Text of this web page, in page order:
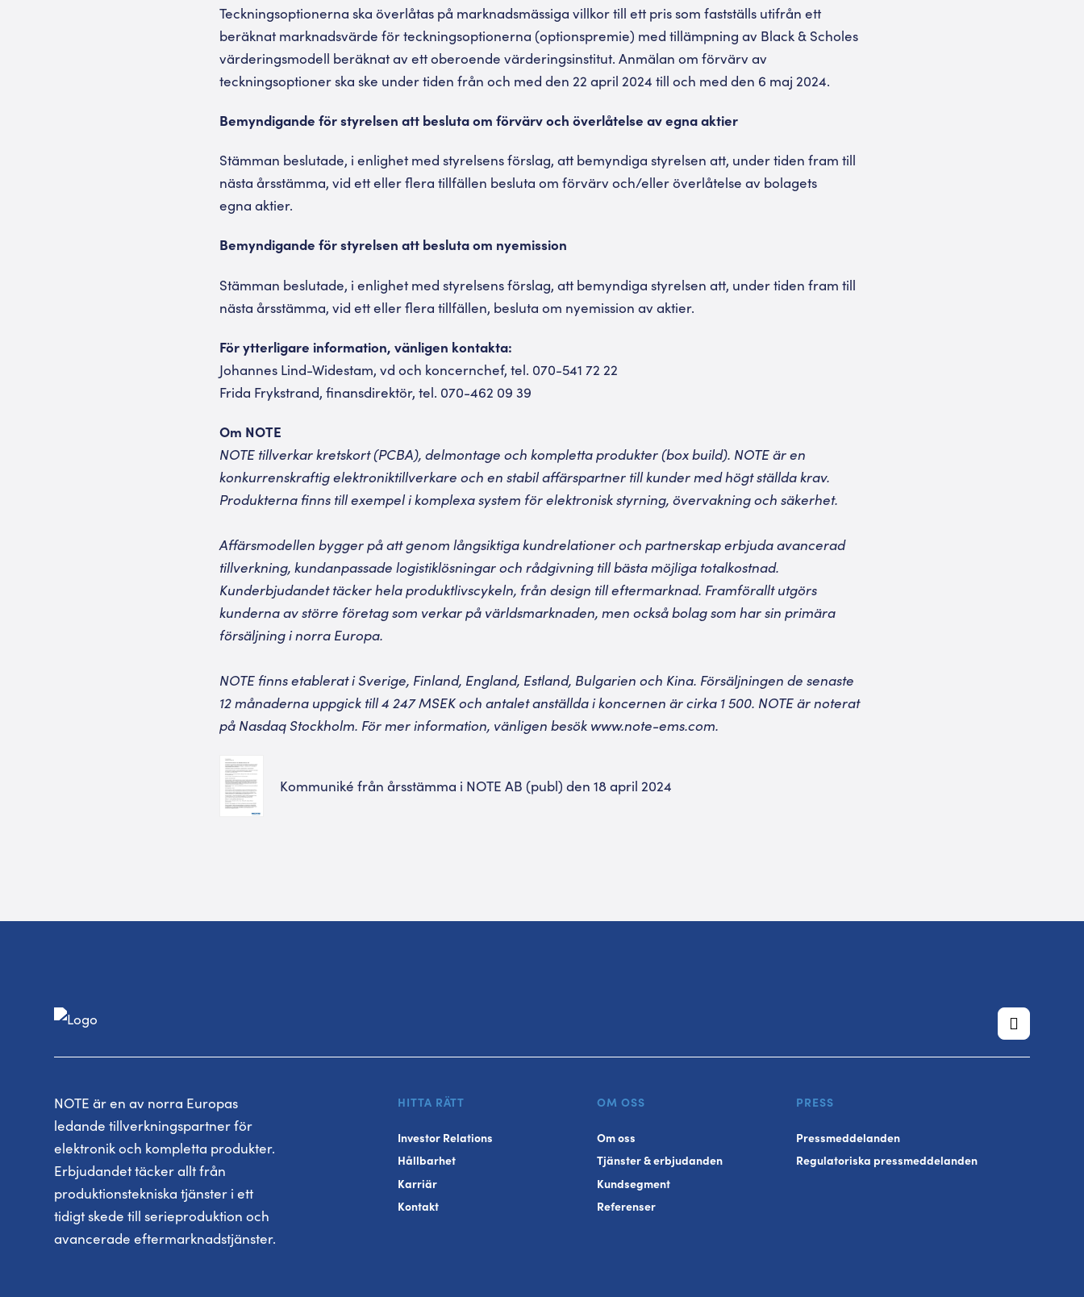
Teckningsoptionerna ska överlåtas på marknadsmässiga villkor till ett pris som fastställs utifrån ett
beräknat marknadsvärde för teckningsoptionerna (optionspremie) med tillämpning av Black & Scholes
värderingsmodell beräknat av ett oberoende värderingsinstitut. Anmälan om förvärv av
teckningsoptioner ska ske under tiden från och med den 22 april 2024 till och med den 6 maj 2024.
Bemyndigande för styrelsen att besluta om förvärv och överlåtelse av egna aktier
Stämman beslutade, i enlighet med styrelsens förslag, att bemyndiga styrelsen att, under tiden fram till
nästa årsstämma, vid ett eller flera tillfällen besluta om förvärv och/eller överlåtelse av bolagets
egna aktier.
Bemyndigande för styrelsen att besluta om nyemission
Stämman beslutade, i enlighet med styrelsens förslag, att bemyndiga styrelsen att, under tiden fram till
nästa årsstämma, vid ett eller flera tillfällen, besluta om nyemission av aktier.
För ytterligare information, vänligen kontakta:
Johannes Lind-Widestam, vd och koncernchef, tel. 070-541 72 22
Frida Frykstrand, finansdirektör, tel. 070-462 09 39
Om NOTE
NOTE tillverkar kretskort (PCBA), delmontage och kompletta produkter (box build). NOTE är en
konkurrenskraftig elektroniktillverkare och en stabil affärspartner till kunder med högt ställda krav.
Produkterna finns till exempel i komplexa system för elektronisk styrning, övervakning och säkerhet.
Affärsmodellen bygger på att genom långsiktiga kundrelationer och partnerskap erbjuda avancerad
tillverkning, kundanpassade logistiklösningar och rådgivning till bästa möjliga totalkostnad.
Kunderbjudandet täcker hela produktlivscykeln, från design till eftermarknad. Framförallt utgörs
kunderna av större företag som verkar på världsmarknaden, men också bolag som har sin primära
försäljning i norra Europa.
NOTE finns etablerat i Sverige, Finland, England, Estland, Bulgarien och Kina. Försäljningen de senaste
12 månaderna uppgick till 4 247 MSEK och antalet anställda i koncernen är cirka 1 500. NOTE är noterat
på Nasdaq Stockholm. För mer information, vänligen besök www.note-ems.com.
Kommuniké från årsstämma i NOTE AB (publ) den 18 april 2024
NOTE är en av norra Europas
ledande tillverkningspartner för
elektronik och kompletta produkter.
Erbjudandet täcker allt från
produktionstekniska tjänster i ett
tidigt skede till serieproduktion och
avancerade eftermarknadstjänster.
HITTA RÄTT
Investor Relations
Hållbarhet
Karriär
Kontakt
OM OSS
Om oss
Tjänster & erbjudanden
Kundsegment
Referenser
PRESS
Pressmeddelanden
Regulatoriska pressmeddelanden